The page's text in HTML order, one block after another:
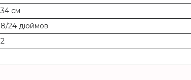
34 см
8/24 дюймов
2